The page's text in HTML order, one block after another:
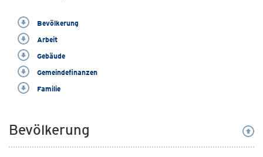
Bevölkerung
Arbeit
Gebäude
Gemeindefinanzen
Familie
Bevölkerung